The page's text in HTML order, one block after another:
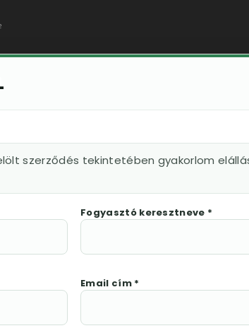
szerződés tekintetében gyakorlom
Fogyasztó keresztneve *
Email cím *